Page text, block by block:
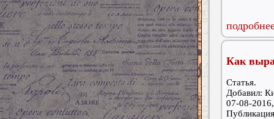
Как
Статья.
Добавил:
07-08-